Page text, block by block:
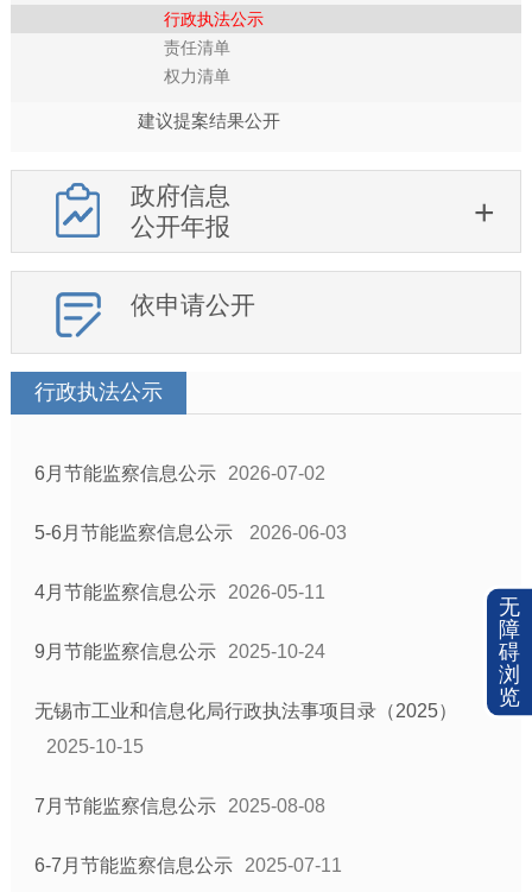
行政执法公示
责任清单
权力清单
建议提案结果公开
政府信息
公开年报
依申请公开
行政执法公示
6月节能监察信息公示 2026-07-02
5-6月节能监察信息公示 2026-06-03
4月节能监察信息公示 2026-05-11
9月节能监察信息公示 2025-10-24
无锡市工业和信息化局行政执法事项目录（2025）
2025-10-15
7月节能监察信息公示 2025-08-08
6-7月节能监察信息公示 2025-07-11
无
障
碍
浏
览